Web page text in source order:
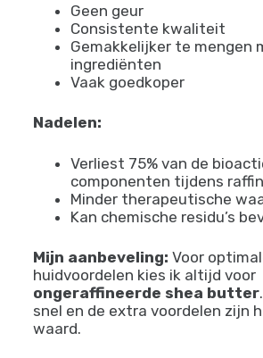
Geen geur
Consistente kwaliteit
Gemakkelijker te mengen
ingrediënten
Vaak goedkoper
Nadelen:
Verliest 75% van de
componenten tijdens
Minder therapeutische
Kan chemische residu’s
Mijn aanbeveling: Voor
huidvoordelen kies ik altijd voor
ongeraffineerde shea butter
snel en de extra voordelen zijn
waard.